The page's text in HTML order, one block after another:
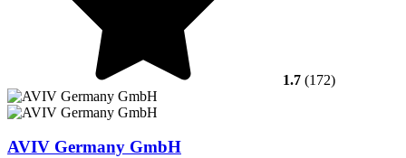
1.7 (172)
AVIV Germany GmbH